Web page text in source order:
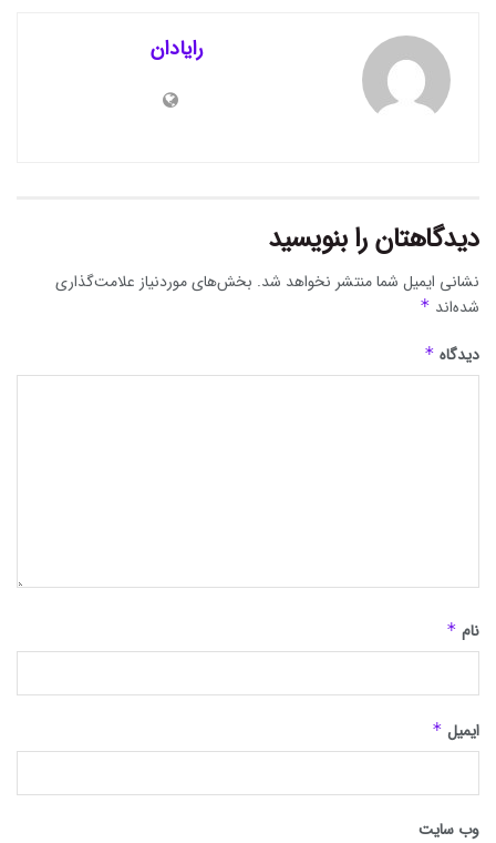
رایادان
دیدگاهتان را بنویسید
نشانی ایمیل شما منتشر نخواهد شد. بخش‌های موردنیاز علامت‌گذاری
شده‌اند *
دیدگاه *
نام *
ایمیل *
وب‌ سایت